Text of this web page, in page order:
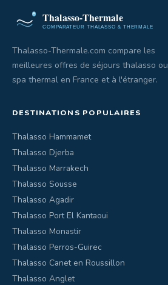
Thalasso-Thermale.com compare les
meilleures offres de séjours thalasso ou
spa thermal en France et à l'étranger.
DESTINATIONS POPULAIRES
Thalasso Hammamet
Thalasso Djerba
Thalasso Marrakech
Thalasso Sousse
Thalasso Agadir
Thalasso Port El Kantaoui
Thalasso Monastir
Thalasso Perros-Guirec
Thalasso Canet en Roussillon
Thalasso Anglet